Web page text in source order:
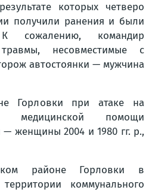
которых четверо
получили ранения и были
К сожалению, командир
несовместимые с
автостоянки — мужчина
Горловки при атаке на
медицинской помощи
— женщины 2004 и 1980 гг. р.,
районе Горловки в
коммунального